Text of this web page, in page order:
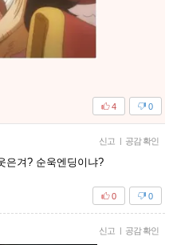
0
4
신고 | 공감 확인
은겨? 순욱엔딩이냐?
0
0
신고 | 공감 확인